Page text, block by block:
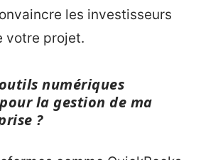
les investisseurs
votre projet.
numériques
la gestion de ma
?